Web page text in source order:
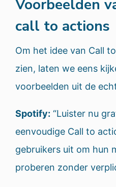
Voorbeelden
call to actions
Om het idee van Call
zien, laten we eens
voorbeelden uit de
Spotify: “Luister nu
eenvoudige Call to
gebruikers uit om hun
proberen zonder